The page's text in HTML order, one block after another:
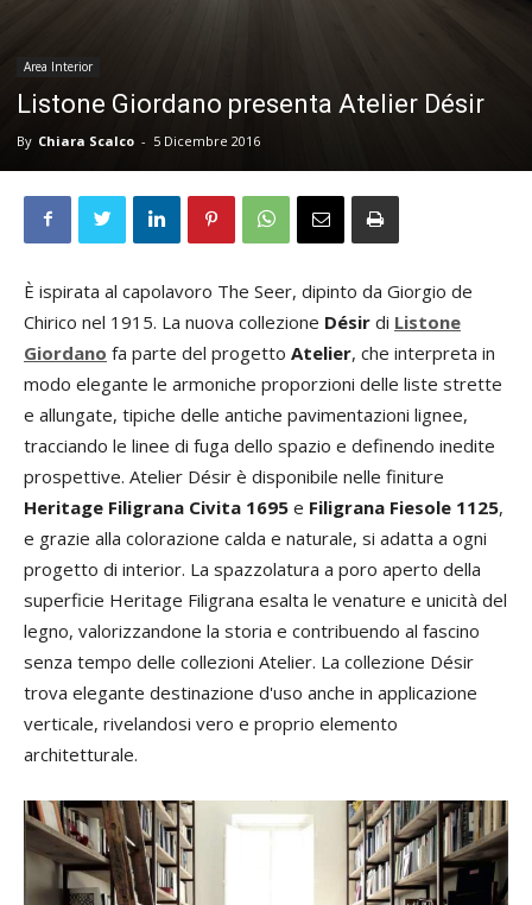
Area Interior
Listone Giordano presenta Atelier Désir
By Chiara Scalco - 5 Dicembre 2016
È ispirata al capolavoro The Seer, dipinto da Giorgio de
Chirico nel 1915. La nuova collezione Désir di Listone
Giordano fa parte del progetto Atelier, che interpreta in
modo elegante le armoniche proporzioni delle liste strette
e allungate, tipiche delle antiche pavimentazioni lignee,
tracciando le linee di fuga dello spazio e definendo inedite
prospettive. Atelier Désir è disponibile nelle finiture
Heritage Filigrana Civita 1695 e Filigrana Fiesole 1125,
e grazie alla colorazione calda e naturale, si adatta a ogni
progetto di interior. La spazzolatura a poro aperto della
superficie Heritage Filigrana esalta le venature e unicità del
legno, valorizzandone la storia e contribuendo al fascino
senza tempo delle collezioni Atelier. La collezione Désir
trova elegante destinazione d'uso anche in applicazione
verticale, rivelandosi vero e proprio elemento
architetturale.